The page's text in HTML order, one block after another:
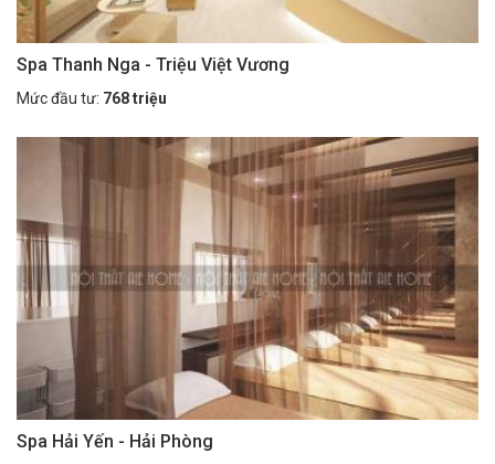
Spa Thanh Nga - Triệu Việt Vương
Mức đầu tư: 768 triệu
Spa Hải Yến - Hải Phòng